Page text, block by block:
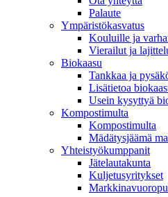
Palaute
Ympäristökasvatus
Kouluille ja
Vierailut ja
Biokaasu
Tankkaa ja
Lisätietoa
Usein kysyttyä
Kompostimulta
Kompostimulta
Mädätysjäämä
Yhteistyökumppanit
Jätelautakunta
Kuljetusyritykset